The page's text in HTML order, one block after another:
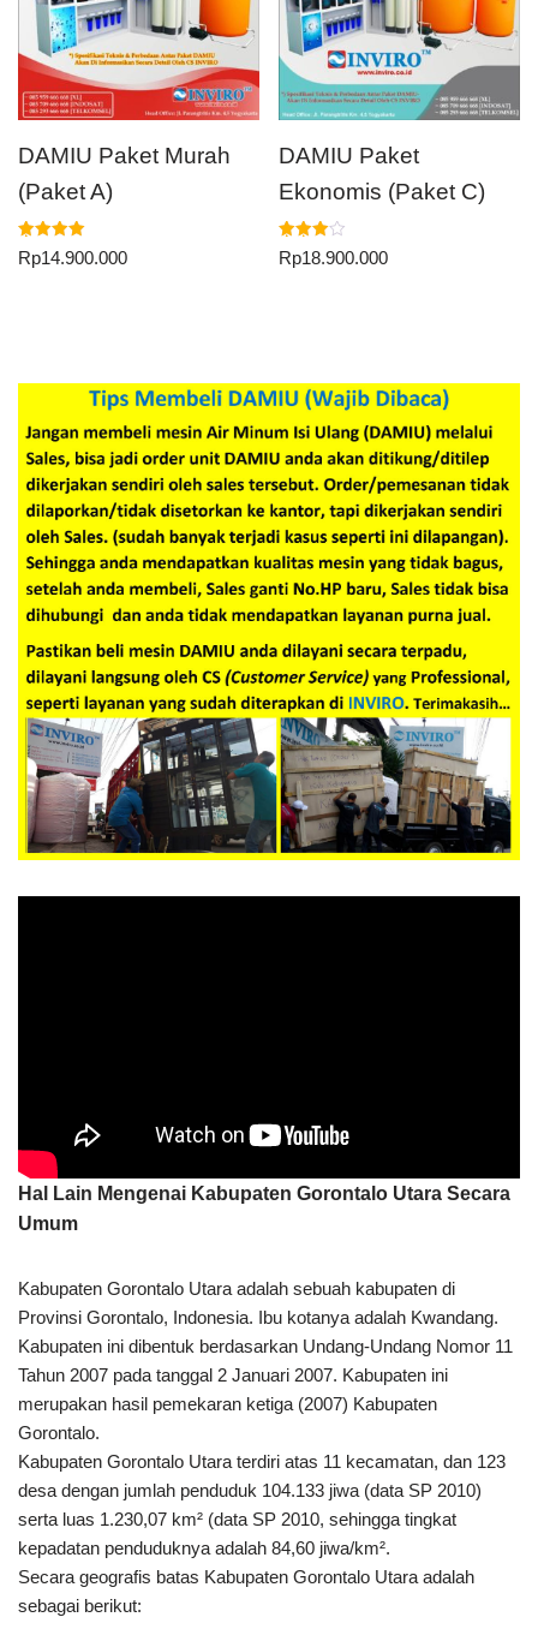
DAMIU Paket Murah
(Paket A)
Dinilai
5.00
Rp14.900.000
DAMIU Paket
Ekonomis (Paket C)
Dinilai
4.00
Rp18.900.000
Hal Lain Mengenai Kabupaten Gorontalo Utara Secara
Umum
Kabupaten Gorontalo Utara adalah sebuah kabupaten di
Provinsi Gorontalo, Indonesia. Ibu kotanya adalah Kwandang.
Kabupaten ini dibentuk berdasarkan Undang-Undang Nomor 11
Tahun 2007 pada tanggal 2 Januari 2007. Kabupaten ini
merupakan hasil pemekaran ketiga (2007) Kabupaten
Gorontalo.
Kabupaten Gorontalo Utara terdiri atas 11 kecamatan, dan 123
desa dengan jumlah penduduk 104.133 jiwa (data SP 2010)
serta luas 1.230,07 km² (data SP 2010, sehingga tingkat
kepadatan penduduknya adalah 84,60 jiwa/km².
Secara geografis batas Kabupaten Gorontalo Utara adalah
sebagai berikut: